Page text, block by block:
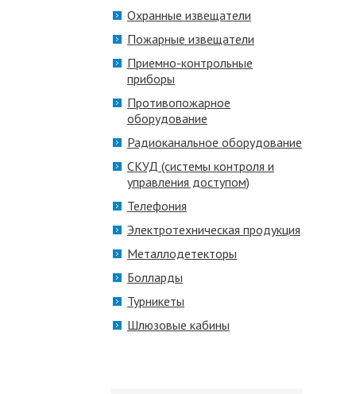
Охранные извещатели
Пожарные извещатели
Приемно-контрольные
приборы
Противопожарное
оборудование
Радиоканальное оборудование
СКУД (системы контроля и
управления доступом)
Телефония
Электротехническая продукция
Металлодетекторы
Болларды
Турникеты
Шлюзовые кабины